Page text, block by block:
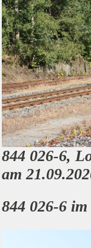
844 026-6,
am
844 026-6